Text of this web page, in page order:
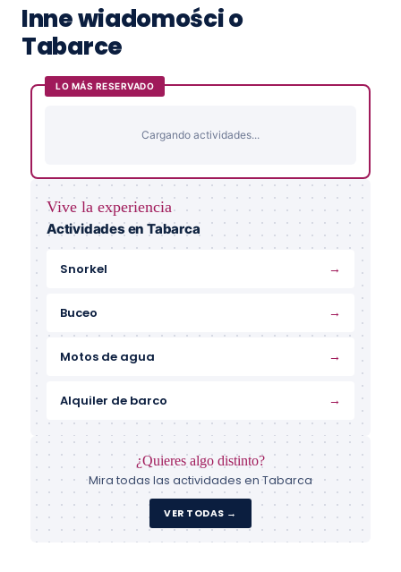
Inne wiadomości o
Tabarce
LO MÁS RESERVADO
Cargando actividades...
Vive la experiencia
Actividades en Tabarca
Snorkel →
Buceo →
Motos de agua →
Alquiler de barco →
¿Quieres algo distinto?
Mira todas las actividades en Tabarca
VER TODAS →